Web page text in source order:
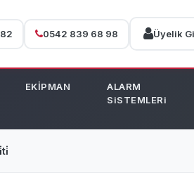
0542 839 68 98 Üyelik
EKİPMAN
ALARM
SiSTEMLERi